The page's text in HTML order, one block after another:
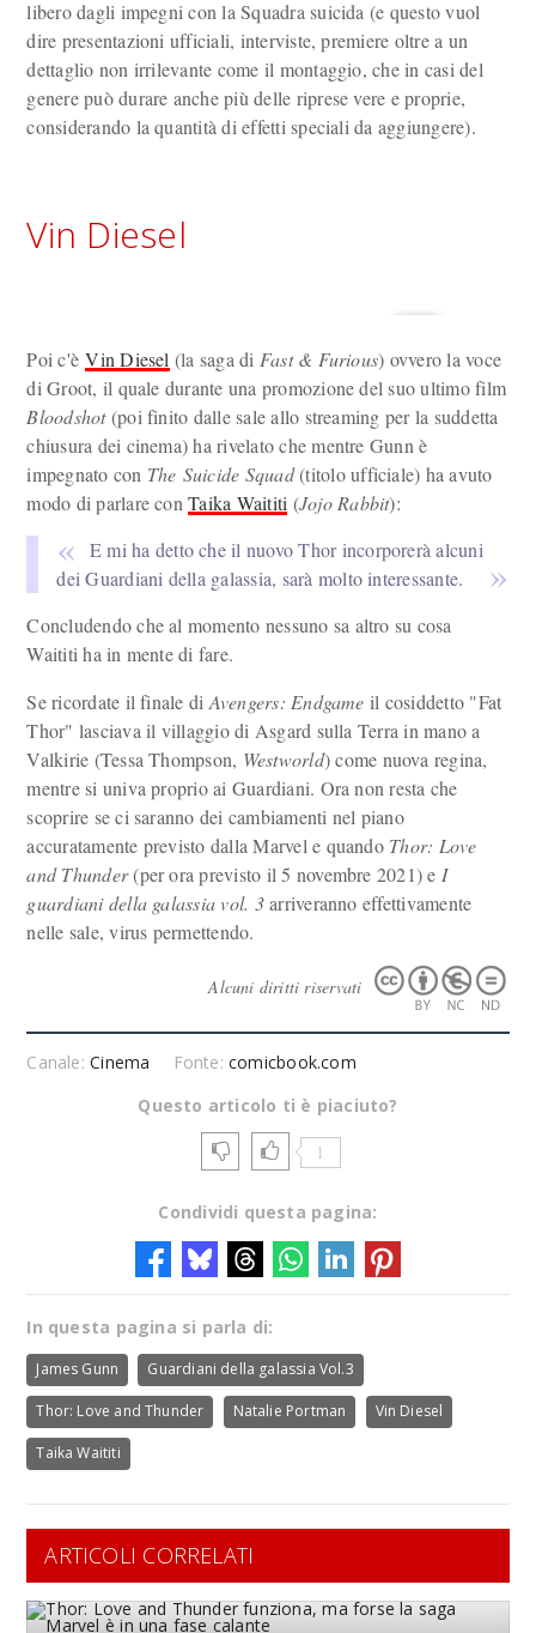
libero dagli impegni con la Squadra suicida (e questo vuol
dire presentazioni ufficiali, interviste, premiere oltre a un
dettaglio non irrilevante come il montaggio, che in casi del
genere può durare anche più delle riprese vere e proprie,
considerando la quantità di effetti speciali da aggiungere).
Vin Diesel
Poi c'èVin Diesel (la saga di Fast & Furious) ovvero la voce
di Groot, il quale durante una promozione del suo ultimo film
Bloodshot(poi finito dalle sale allo streaming per la suddetta
chiusura dei cinema) ha rivelato che mentre Gunn è
impegnato con The Suicide Squad(titolo ufficiale) ha avuto
modo di parlare conTaika Waititi (Jojo Rabbit):
E mi ha detto che il nuovo Thor incorporerà alcuni
dei Guardiani della galassia, sarà molto interessante.
Concludendo che al momento nessuno sa altro su cosa
Waititi ha in mente di fare.
Se ricordate il finale di Avengers: Endgame il cosiddetto "Fat
Thor" lasciava il villaggio di Asgard sulla Terra in mano a
Valkirie (Tessa Thompson, Westworld) come nuova regina,
mentre si univa proprio ai Guardiani. Ora non resta che
scoprire se ci saranno dei cambiamenti nel piano
accuratamente previsto dalla Marvel e quando Thor: Love
and Thunder(per ora previsto il 5 novembre 2021) e I
guardiani della galassia vol. 3arriveranno effettivamente
nelle sale, virus permettendo.
Alcuni diritti riservati
Canale:Cinema Fonte:comicbook.com
Questo articolo ti è piaciuto?
1
Condividi questa pagina:
In questa pagina si parla di:
James Gunn Guardiani della galassia Vol.3
Thor: Love and Thunder Natalie Portman Vin Diesel
Taika Waititi
ARTICOLI CORRELATI